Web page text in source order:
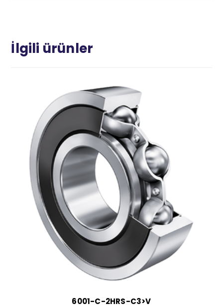
İlgili ürünler
6001-C-2HRS-C3>V